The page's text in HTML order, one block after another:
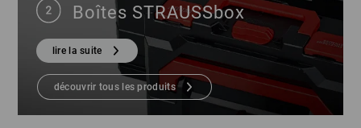
Boîtes STRAUSSbox
lire la suite
découvrir tous les produits